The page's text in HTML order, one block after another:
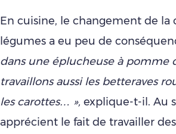
En cuisine, le changement de la
légumes a eu peu de
dans une éplucheuse à pomme
travaillons aussi les betteraves
les carottes… », explique-t-il. Au
apprécient le fait de travailler